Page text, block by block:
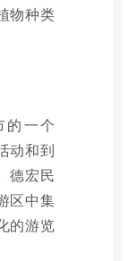
物种类
的一个
动和到
德宏民
区中集
的游览